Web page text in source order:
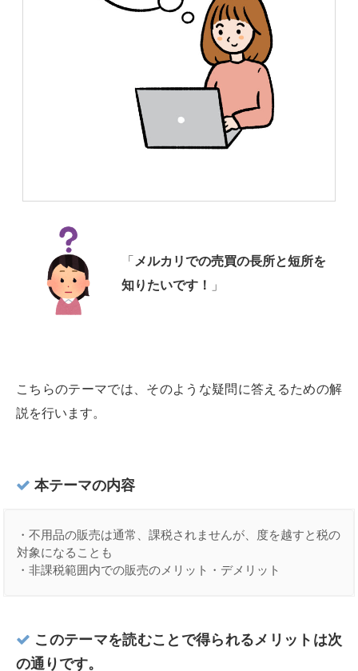
「 メルカリでの売買の長所と短所を
知りたいです！
」
こちらのテーマでは、そのような疑問に答えるための解
説を行います。
本テーマの内容
・不用品の販売は通常、課税されませんが、度を越すと税の
対象になることも
・非課税範囲内での販売のメリット・デメリット
このテーマを読むことで得られるメリットは次
の通りです。